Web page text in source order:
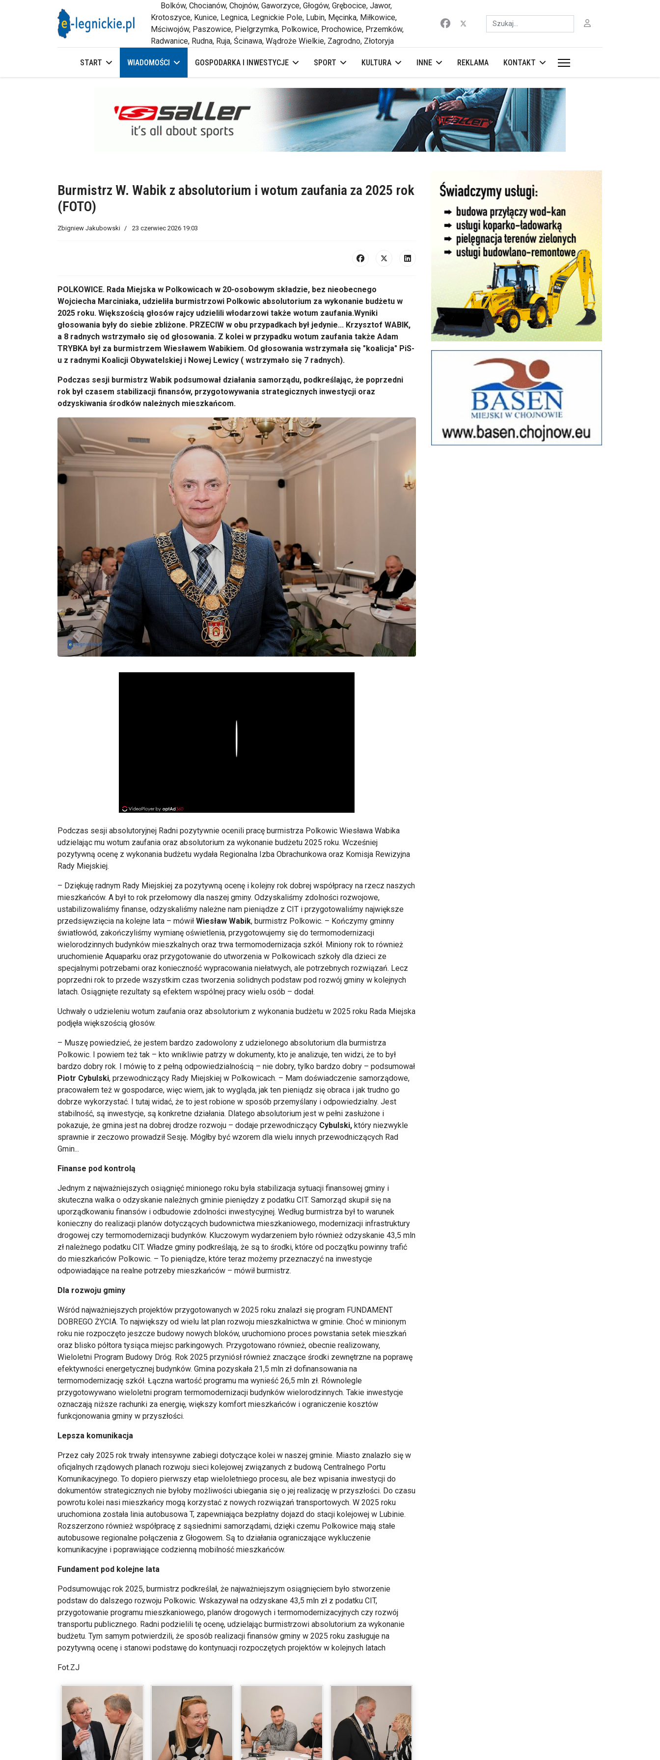
Bolków, Chocianów, Chojnów, Gaworzyce, Głogów, Grębocice, Jawor,
Krotoszyce, Kunice, Legnica, Legnickie Pole, Lubin, Męcinka, Miłkowice,
Mściwojów, Paszowice, Pielgrzymka, Polkowice, Prochowice, Przemków,
Radwanice, Rudna, Ruja, Ścinawa, Wądroże Wielkie, Zagrodno, Złotoryja
Szukaj
START WIADOMOŚCI GOSPODARKA I INWESTYCJE SPORT KULTURA INNE REKLAMA KONTAKT
Burmistrz W. Wabik z absolutorium i wotum zaufania za 2025 rok
(FOTO)
Zbigniew Jakubowski 23 czerwiec 2026 19:03
POLKOWICE. Rada Miejska w Polkowicach w 20-osobowym składzie, bez nieobecnego
Wojciecha Marciniaka, udzieliła burmistrzowi Polkowic absolutorium za wykonanie budżetu w
2025 roku. Większością głosów rajcy udzielili włodarzowi także wotum zaufania.Wyniki
głosowania były do siebie zbliżone. PRZECIW w obu przypadkach był jedynie... Krzysztof WABIK,
a 8 radnych wstrzymało się od głosowania. Z kolei w przypadku wotum zaufania także Adam
TRYBKA był za burmistrzem Wiesławem Wabikiem. Od głosowania wstrzymała się "koalicja" PiS-
u z radnymi Koalicji Obywatelskiej i Nowej Lewicy ( wstrzymało się 7 radnych).
Podczas sesji burmistrz Wabik podsumował działania samorządu, podkreślając, że poprzedni
rok był czasem stabilizacji finansów, przygotowywania strategicznych inwestycji oraz
odzyskiwania środków należnych mieszkańcom.
Podczas sesji absolutoryjnej Radni pozytywnie ocenili pracę burmistrza Polkowic Wiesława Wabika
udzielając mu wotum zaufania oraz absolutorium za wykonanie budżetu 2025 roku. Wcześniej
pozytywną ocenę z wykonania budżetu wydała Regionalna Izba Obrachunkowa oraz Komisja Rewizyjna
Rady Miejskiej.
– Dziękuję radnym Rady Miejskiej za pozytywną ocenę i kolejny rok dobrej współpracy na rzecz naszych
mieszkańców. A był to rok przełomowy dla naszej gminy. Odzyskaliśmy zdolności rozwojowe,
ustabilizowaliśmy finanse, odzyskaliśmy należne nam pieniądze z CIT i przygotowaliśmy największe
przedsięwzięcia na kolejne lata – mówił Wiesław Wabik, burmistrz Polkowic. – Kończymy gminny
światłowód, zakończyliśmy wymianę oświetlenia, przygotowujemy się do termomodernizacji
wielorodzinnych budynków mieszkalnych oraz trwa termomodernizacja szkół. Miniony rok to również
uruchomienie Aquaparku oraz przygotowanie do utworzenia w Polkowicach szkoły dla dzieci ze
specjalnymi potrzebami oraz konieczność wypracowania niełatwych, ale potrzebnych rozwiązań. Lecz
poprzedni rok to przede wszystkim czas tworzenia solidnych podstaw pod rozwój gminy w kolejnych
latach. Osiągnięte rezultaty są efektem wspólnej pracy wielu osób – dodał.
Uchwały o udzieleniu wotum zaufania oraz absolutorium z wykonania budżetu w 2025 roku Rada Miejska
podjęła większością głosów.
– Muszę powiedzieć, że jestem bardzo zadowolony z udzielonego absolutorium dla burmistrza
Polkowic. I powiem też tak – kto wnikliwie patrzy w dokumenty, kto je analizuje, ten widzi, że to był
bardzo dobry rok. I mówię to z pełną odpowiedzialnością – nie dobry, tylko bardzo dobry – podsumował
Piotr Cybulski, przewodniczący Rady Miejskiej w Polkowicach. – Mam doświadczenie samorządowe,
pracowałem też w gospodarce, więc wiem, jak to wygląda, jak ten pieniądz się obraca i jak trudno go
dobrze wykorzystać. I tutaj widać, że to jest robione w sposób przemyślany i odpowiedzialny. Jest
stabilność, są inwestycje, są konkretne działania. Dlatego absolutorium jest w pełni zasłużone i
pokazuje, że gmina jest na dobrej drodze rozwoju – dodaje przewodniczący Cybulski, który niezwykle
sprawnie ir zeczowo prowadził Sesję. Mógłby być wzorem dla wielu innych przewodniczących Rad
Gmin...
Finanse pod kontrolą
Jednym z najważniejszych osiągnięć minionego roku była stabilizacja sytuacji finansowej gminy i
skuteczna walka o odzyskanie należnych gminie pieniędzy z podatku CIT. Samorząd skupił się na
uporządkowaniu finansów i odbudowie zdolności inwestycyjnej. Według burmistrza był to warunek
konieczny do realizacji planów dotyczących budownictwa mieszkaniowego, modernizacji infrastruktury
drogowej czy termomodernizacji budynków. Kluczowym wydarzeniem było również odzyskanie 43,5 mln
zł należnego podatku CIT. Władze gminy podkreślają, że są to środki, które od początku powinny trafić
do mieszkańców Polkowic. – To pieniądze, które teraz możemy przeznaczyć na inwestycje
odpowiadające na realne potrzeby mieszkańców – mówił burmistrz.
Dla rozwoju gminy
Wśród najważniejszych projektów przygotowanych w 2025 roku znalazł się program FUNDAMENT
DOBREGO ŻYCIA. To największy od wielu lat plan rozwoju mieszkalnictwa w gminie. Choć w minionym
roku nie rozpoczęto jeszcze budowy nowych bloków, uruchomiono proces powstania setek mieszkań
oraz blisko półtora tysiąca miejsc parkingowych. Przygotowano również, obecnie realizowany,
Wieloletni Program Budowy Dróg. Rok 2025 przyniósł również znaczące środki zewnętrzne na poprawę
efektywności energetycznej budynków. Gmina pozyskała 21,5 mln zł dofinansowania na
termomodernizację szkół. Łączna wartość programu ma wynieść 26,5 mln zł. Równolegle
przygotowywano wieloletni program termomodernizacji budynków wielorodzinnych. Takie inwestycje
oznaczają niższe rachunki za energię, większy komfort mieszkańców i ograniczenie kosztów
funkcjonowania gminy w przyszłości.
Lepsza komunikacja
Przez cały 2025 rok trwały intensywne zabiegi dotyczące kolei w naszej gminie. Miasto znalazło się w
oficjalnych rządowych planach rozwoju sieci kolejowej związanych z budową Centralnego Portu
Komunikacyjnego. To dopiero pierwszy etap wieloletniego procesu, ale bez wpisania inwestycji do
dokumentów strategicznych nie byłoby możliwości ubiegania się o jej realizację w przyszłości. Do czasu
powrotu kolei nasi mieszkańcy mogą korzystać z nowych rozwiązań transportowych. W 2025 roku
uruchomiona została linia autobusowa T, zapewniająca bezpłatny dojazd do stacji kolejowej w Lubinie.
Rozszerzono również współpracę z sąsiednimi samorządami, dzięki czemu Polkowice mają stałe
autobusowe regionalne połączenia z Głogowem. Są to działania ograniczające wykluczenie
komunikacyjne i poprawiające codzienną mobilność mieszkańców.
Fundament pod kolejne lata
Podsumowując rok 2025, burmistrz podkreślał, że najważniejszym osiągnięciem było stworzenie
podstaw do dalszego rozwoju Polkowic. Wskazywał na odzyskane 43,5 mln zł z podatku CIT,
przygotowanie programu mieszkaniowego, planów drogowych i termomodernizacyjnych czy rozwój
transportu publicznego. Radni podzielili tę ocenę, udzielając burmistrzowi absolutorium za wykonanie
budżetu. Tym samym potwierdzili, że sposób realizacji finansów gminy w 2025 roku zasługuje na
pozytywną ocenę i stanowi podstawę do kontynuacji rozpoczętych projektów w kolejnych latach
Fot.ZJ